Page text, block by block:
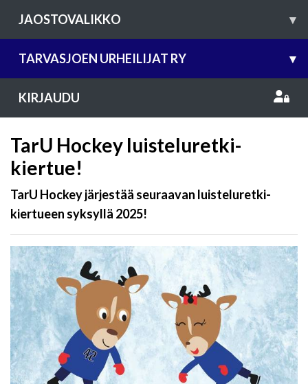
JAOSTOVALIKKO ▾
TARVASJOEN URHEILIJAT RY ▾
KIRJAUDU
TarU Hockey luisteluretki-
kiertue!
TarU Hockey järjestää seuraavan luisteluretki-
kiertueen syksyllä 2025!